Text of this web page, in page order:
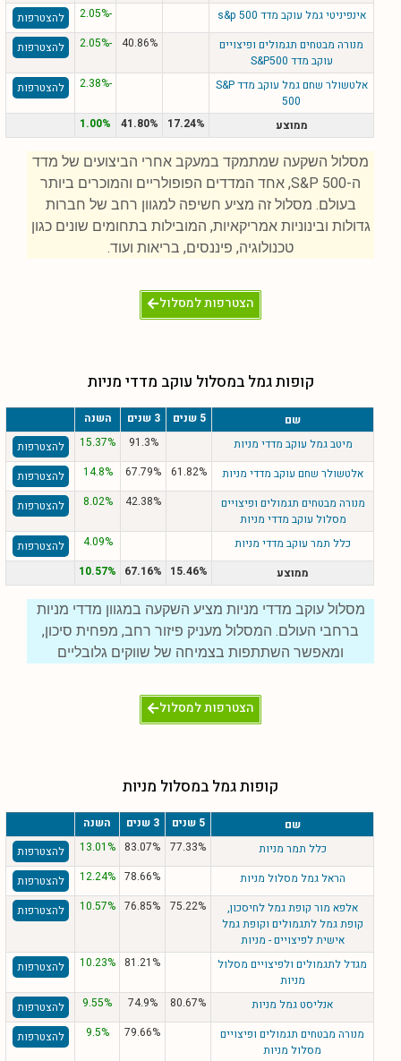
אינפיניטי גמל עוקב מדד s&p 500 -2.05%
להצטרפות
מנורה מבטחים תגמולים ופיצויים
עוקב מדד S&P500
40.86%
-2.05% להצטרפות
אלטשולר שחם גמל עוקב מדד S&P
500
-2.38% להצטרפות
ממוצע 17.24%
41.80%
1.00%
מסלול השקעה שמתמקד במעקב אחרי הביצועים של מדד
ה-S&P 500, אחד המדדים הפופולריים והמוכרים ביותר
בעולם. מסלול זה מציע חשיפה למגוון רחב של חברות
גדולות ובינוניות אמריקאיות, המובילות בתחומים שונים כגון
טכנולוגיה, פיננסים, בריאות ועוד.
הצטרפות למסלול
קופות גמל במסלול עוקב מדדי מניות
שם 5 שנים 3 שנים
השנה
מיטב גמל עוקב מדדי מניות
91.3%
15.37%
להצטרפות
אלטשולר שחם עוקב מדדי מניות
61.82%
67.79%
14.8%
להצטרפות
מנורה מבטחים תגמולים ופיצויים
מסלול עוקב מדדי מניות
42.38%
8.02% להצטרפות
כלל תמר עוקב מדדי מניות 4.09%
להצטרפות
ממוצע
15.46%
67.16%
10.57%
מסלול עוקב מדדי מניות מציע השקעה במגוון מדדי מניות
ברחבי העולם. המסלול מעניק פיזור רחב, מפחית סיכון,
ומאפשר השתתפות בצמיחה של שווקים גלובליים
הצטרפות למסלול
קופות גמל במסלול מניות
שם 5 שנים 3 שנים
השנה
כלל תמר מניות
77.33%
83.07%
13.01%
להצטרפות
הראל גמל מסלול מניות
78.66%
12.24%
להצטרפות
אלפא מור קופת גמל לחיסכון,
קופת גמל לתגמולים וקופת גמל
אישית לפיצויים - מניות
75.22%
76.85%
10.57% להצטרפות
מגדל לתגמולים ולפיצויים מסלול
מניות
81.21%
10.23% להצטרפות
אנליסט גמל מניות 80.67%
74.9%
9.55%
להצטרפות
מנורה מבטחים תגמולים ופיצויים
מסלול מניות
79.66%
9.5% להצטרפות